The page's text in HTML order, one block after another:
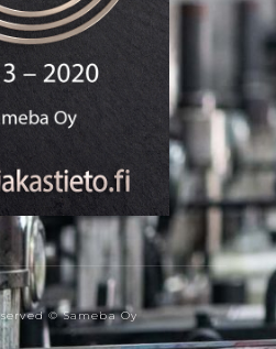
© Sameba Oy